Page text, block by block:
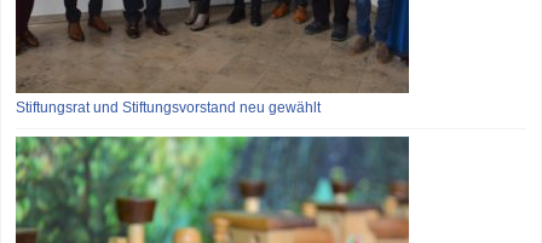
Stiftungsrat und Stiftungsvorstand neu gewählt